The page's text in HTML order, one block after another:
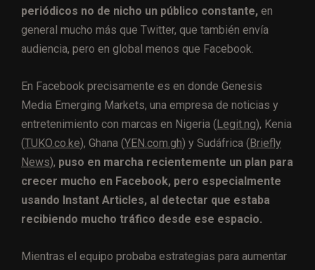
periódicos no de nicho un público constante, en
general mucho más que Twitter, que también envía
audiencia, pero en global menos que Facebook.
En Facebook precisamente es en donde Genesis
Media Emerging Markets, una empresa de noticias y
entretenimiento con marcas en Nigeria (Legit.ng), Kenia
(TUKO.co.ke), Ghana (YEN.com.gh) y Sudáfrica (Briefly
News), puso en marcha recientemente un plan para
crecer mucho en Facebook, pero especialmente
usando Instant Articles, al detectar que estaba
recibiendo mucho tráfico desde ese espacio.
Mientras el equipo probaba estrategias para aumentar